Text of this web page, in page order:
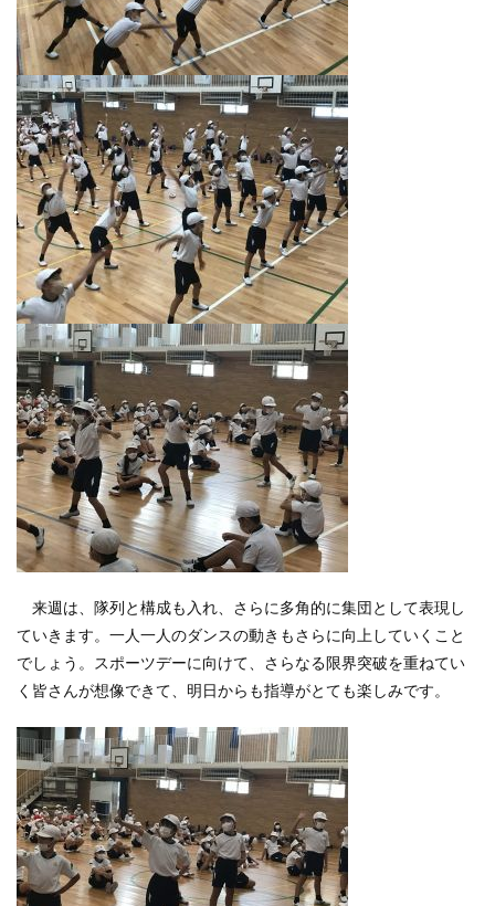
来週は、隊列と構成も入れ、さらに多角的に集団として表現し
ていきます。一人一人のダンスの動きもさらに向上していくこと
でしょう。スポーツデーに向けて、さらなる限界突破を重ねてい
く皆さんが想像できて、明日からも指導がとても楽しみです。